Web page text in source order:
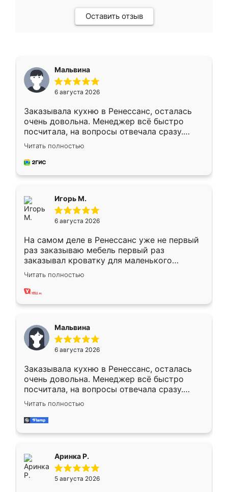
Оставить отзыв
Мальвина
6 августа 2026
Заказывала кухню в Ренессанс, осталась
очень довольна. Менеджер всё быстро
посчитала, на вопросы отвечала сразу.
Замерщик приехал в субботу, подошёл к
делу со всей ответственностью. Собрали
за день, ребята работали аккуратно, даже
Читать полностью
Игорь М.
6 августа 2026
На самом деле в Ренессанс уже не первый
раз заказываю мебель первый раз
заказывал кроватку для маленького
ребёнка при его рождении ,во второй раз
заказал шкаф-купе. По качеству очень
хорошее сборка достаточно быстрая,
меньше, здесь же он более разнообразный.
Мне нравится ,если что-то потребуется из
мебели буду заказывать только здесь.
Читать полностью
Мальвина
6 августа 2026
Заказывала кухню в Ренессанс, осталась
очень довольна. Менеджер всё быстро
посчитала, на вопросы отвечала сразу.
Замерщик приехал в субботу, подошёл к
делу со всей ответственностью. Собрали
за день, ребята работали аккуратно, даже
Читать полностью
Аринка Р.
5 августа 2026